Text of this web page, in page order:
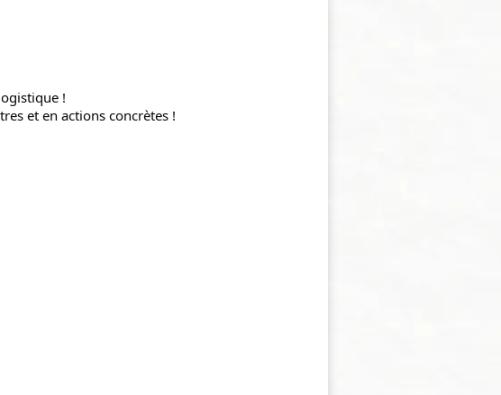
!
et en actions concrètes !